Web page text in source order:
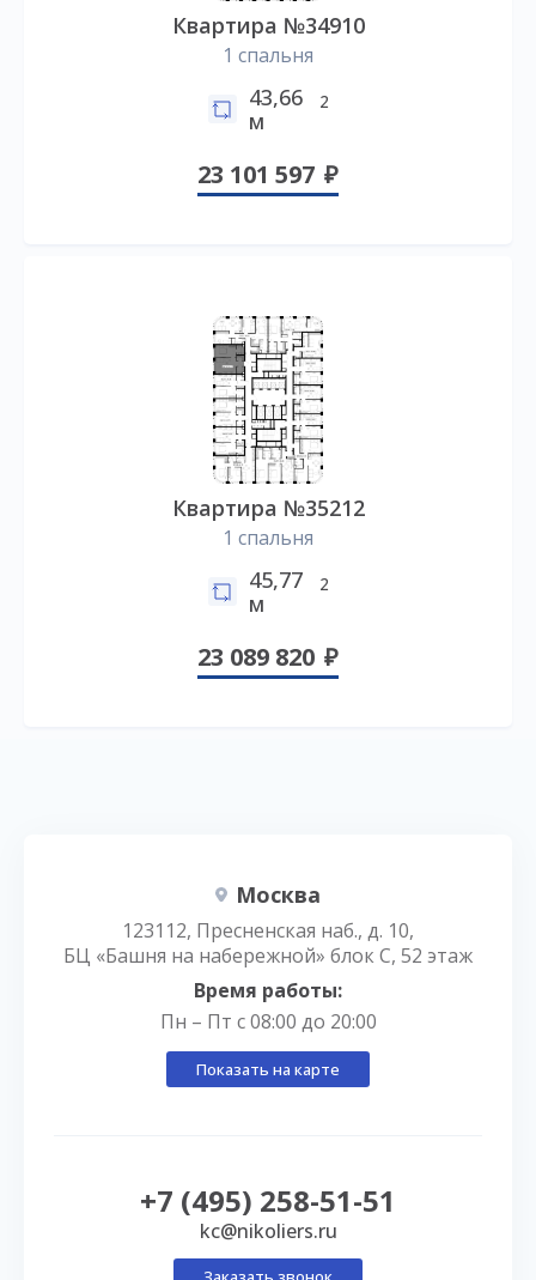
Квартира №34910
1 спальня
43,66
м
2
23 101 597
Квартира №35212
1 спальня
45,77
м
2
23 089 820
Москва
123112, Пресненская наб., д. 10,
БЦ «Башня на набережной» блок С, 52 этаж
Время работы:
Пн – Пт с 08:00 до 20:00
Показать на карте
+7 (495) 258-51-51
kc@nikoliers.ru